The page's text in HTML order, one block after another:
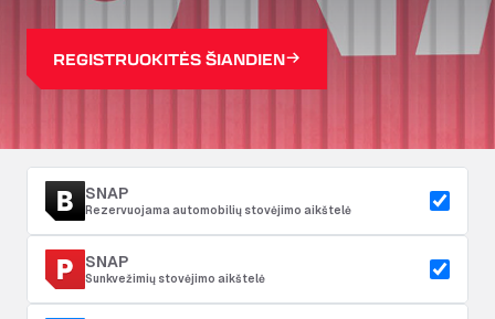
REGISTRUOKITĖS ŠIANDIEN
SNAP
Rezervuojama automobilių stovėjimo aikštelė
SNAP
Sunkvežimių stovėjimo aikštelė